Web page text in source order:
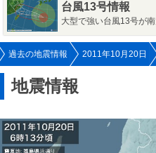
台風13号情報
大型で強い台風13号が
過去の地震情報 2011年10月20日
地震情報